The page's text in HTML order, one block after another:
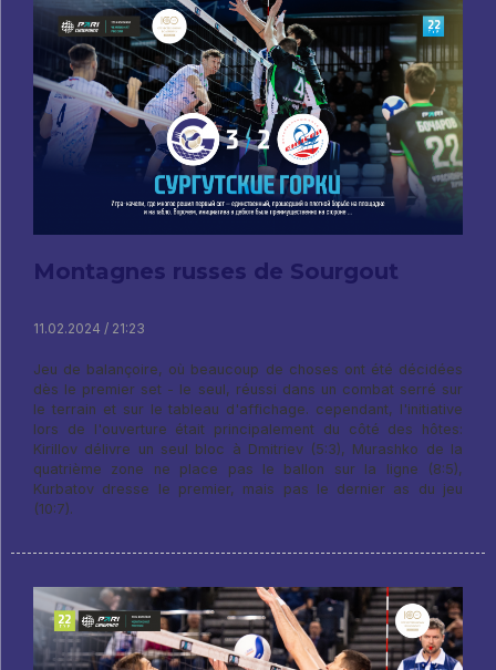
Montagnes russes de Sourgout
11.02.2024 / 21:23
Jeu de balançoire, où beaucoup de choses ont été décidées
dès le premier set - le seul, réussi dans un combat serré sur
le terrain et sur le tableau d'affichage. cependant, l'initiative
lors de l'ouverture était principalement du côté des hôtes:
Kirillov délivre un seul bloc à Dmitriev (5:3), Murashko de la
quatrième zone ne place pas le ballon sur la ligne (8:5),
Kurbatov dresse le premier, mais pas le dernier as du jeu
(10:7).